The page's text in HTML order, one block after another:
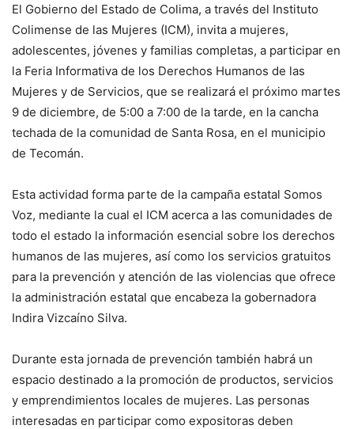
El Gobierno del Estado de Colima, a través del Instituto
Colimense de las Mujeres (ICM), invita a mujeres,
adolescentes, jóvenes y familias completas, a participar en
la Feria Informativa de los Derechos Humanos de las
Mujeres y de Servicios, que se realizará el próximo martes
9 de diciembre, de 5:00 a 7:00 de la tarde, en la cancha
techada de la comunidad de Santa Rosa, en el municipio
de Tecomán.
Esta actividad forma parte de la campaña estatal Somos
Voz, mediante la cual el ICM acerca a las comunidades de
todo el estado la información esencial sobre los derechos
humanos de las mujeres, así como los servicios gratuitos
para la prevención y atención de las violencias que ofrece
la administración estatal que encabeza la gobernadora
Indira Vizcaíno Silva.
Durante esta jornada de prevención también habrá un
espacio destinado a la promoción de productos, servicios
y emprendimientos locales de mujeres. Las personas
interesadas en participar como expositoras deben